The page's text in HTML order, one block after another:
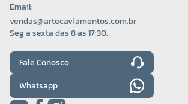
Email:
vendas@artecaviamentos.com.br
Seg a sexta das 8 as 17:30.
Fale Conosco
Whatsapp